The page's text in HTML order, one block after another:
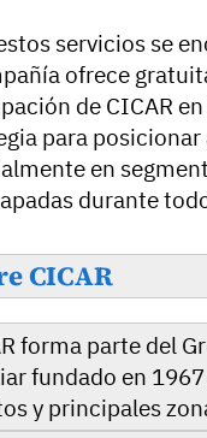
servicios se
ofrece
de CICAR
para
en
durante
CICAR
forma parte del
fundado en
y principales